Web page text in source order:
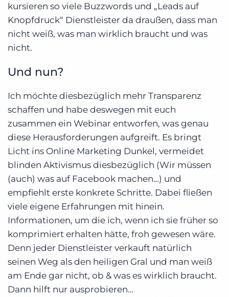
kursieren so viele Buzzwords und „Leads auf
Knopfdruck“ Dienstleister da draußen, dass man
nicht weiß, was man wirklich braucht und was
nicht.
Und nun?
Ich möchte diesbezüglich mehr Transparenz
schaffen und habe deswegen mit euch
zusammen ein Webinar entworfen, was genau
diese Herausforderungen aufgreift. Es bringt
Licht ins Online Marketing Dunkel, vermeidet
blinden Aktivismus diesbezüglich (Wir müssen
(auch) was auf Facebook machen…) und
empfiehlt erste konkrete Schritte. Dabei fließen
viele eigene Erfahrungen mit hinein.
Informationen, um die ich, wenn ich sie früher so
komprimiert erhalten hätte, froh gewesen wäre.
Denn jeder Dienstleister verkauft natürlich
seinen Weg als den heiligen Gral und man weiß
am Ende gar nicht, ob & was es wirklich braucht.
Dann hilft nur ausprobieren…